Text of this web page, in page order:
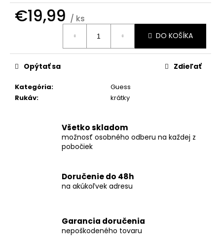
€19,99 / ks
DO KOŠÍKA
Kategória:
Guess
Rukáv: krátky
Opýtať sa Zdieľať
Všetko skladom
možnosť osobného odberu na každej z
pobočiek
Doručenie do 48h
na akúkoľvek adresu
Garancia doručenia
nepoškodeného tovaru
O
o
ú
č
a